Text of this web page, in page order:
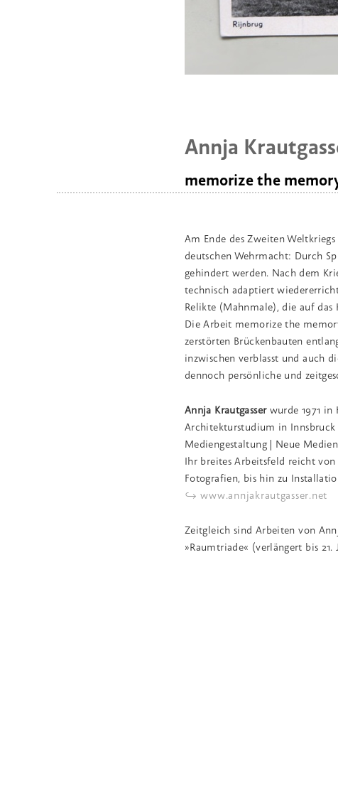
Annja
memorize the
Am Ende des Zweiten
deutschen Wehrmacht: Durch
gehindert werden. Nach dem
technisch adaptiert
Relikte (Mahnmale), die auf das
Die Arbeit memorize the
zerstörten Brückenbauten
inzwischen verblasst und auch
dennoch persönliche und
Annja Krautgasserwurde 1971 in
Architekturstudium in
Mediengestaltung | Neue
Ihr breites Arbeitsfeld reicht
Fotografien, bis hin zu
↪ www.annjakrautgasser.net
Zeitgleich sind Arbeiten von
»Raumtriade« (verlängert bis